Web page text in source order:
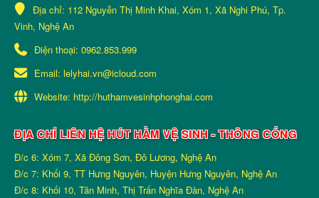
Địa chỉ: 112 Nguyễn Thị Minh Khai, Xóm 1, Xã Nghi Phú, Tp.
Vinh, Nghệ An
Điện thoại: 0962.853.999
Email: lelyhai.vn@icloud.com
Website: http://huthamvesinhphonghai.com
ĐỊA CHỈ LIÊN HỆ HÚT HẦM VỆ SINH - THÔNG CỐNG
Đ/c 6: Xóm 7, Xã Đông Sơn, Đô Lương, Nghệ An
Đ/c 7: Khối 9, TT Hưng Nguyên, Huyện Hưng Nguyên, Nghệ An
Đ/c 8: Khối 10, Tân Minh, Thị Trấn Nghĩa Đàn, Nghệ An